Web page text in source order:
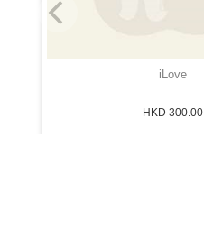
iLove
HKD 300.00